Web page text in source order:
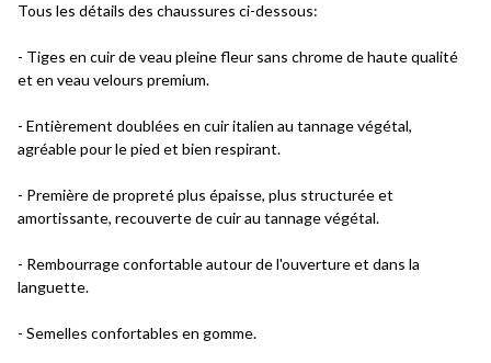
Tous les détails des chaussures ci-dessous:
- Tiges en cuir de veau pleine fleur sans chrome de haute qualité
et en veau velours premium.
- Entièrement doublées en cuir italien au tannage végétal,
agréable pour le pied et bien respirant.
- Première de propreté plus épaisse, plus structurée et
amortissante, recouverte de cuir au tannage végétal.
- Rembourrage confortable autour de l'ouverture et dans la
languette.
- Semelles confortables en gomme.